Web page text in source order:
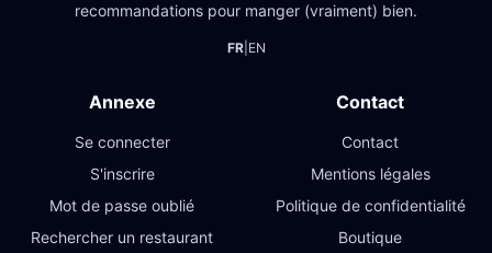
recommandations pour manger (vraiment) bien.
FR| EN
Annexe
Se connecter
S'inscrire
Mot de passe oublié
Rechercher un restaurant
Contact
Contact
Mentions légales
Politique de confidentialité
Boutique